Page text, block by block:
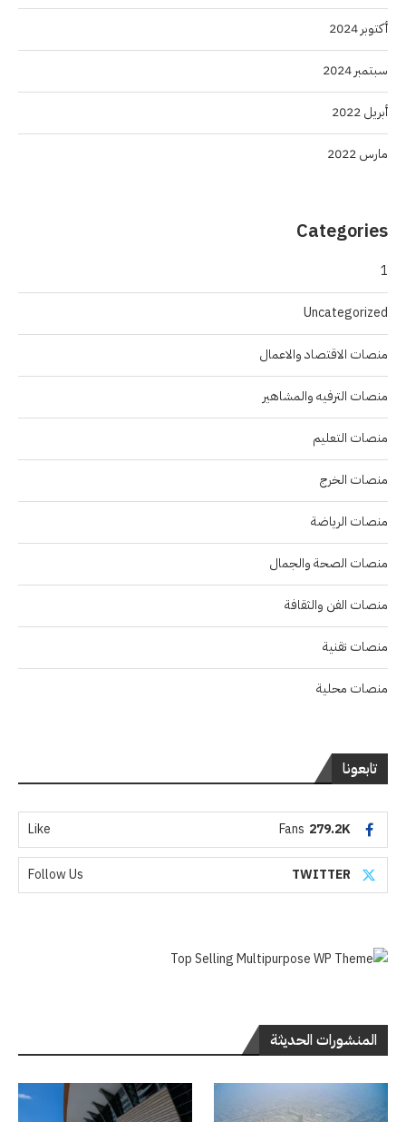
أكتوبر 2024
سبتمبر 2024
أبريل 2022
مارس 2022
Categories
1
Uncategorized
منصات الاقتصاد والاعمال
منصات الترفيه والمشاهير
منصات التعليم
منصات الخرج
منصات الرياضة
منصات الصحة والجمال
منصات الفن والثقافة
منصات تقنية
منصات محلية
تابعونا
279.2K
Fans
Like
TWITTER
Follow Us
المنشورات الحديثة